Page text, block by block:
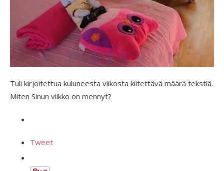
Tuli kirjoitettua kuluneesta viikosta kiitettävä määrä tekstiä.
Miten Sinun viikko on mennyt?
Tweet